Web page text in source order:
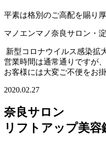
平素は格別のご高配を賜り
マノエンマノ奈良サロン・
新型コロナウイルス感染拡
営業時間は通常通りですが
お客様には大変ご不便をお
2020.02.27
奈良サロン
リフトアップ美容